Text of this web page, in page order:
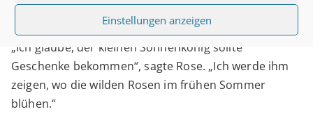
Einstellungen anzeigen
Geheimnis der Wintersonnenwende.“
Die Feen lachten vor Freude.
„Ich glaube, der kleinen Sonnenkönig sollte
Geschenke bekommen“, sagte Rose. „Ich werde ihm
zeigen, wo die wilden Rosen im frühen Sommer
blühen.“